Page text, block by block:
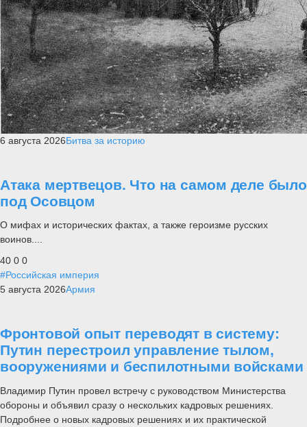
6 августа 2026Битва за историю
Атака мертвецов. Что на самом деле было
под Осовцом
О мифах и исторических фактах, а также героизме русских
воинов....
40 0 0
#Российская империя
5 августа 2026Армия
Фронтовой опыт переводят в систему:
Путин перестроил управление тылом,
вооружениями и беспилотными войсками
Владимир Путин провел встречу с руководством Министерства
обороны и объявил сразу о нескольких кадровых решениях.
Подробнее о новых кадровых решениях и их практической